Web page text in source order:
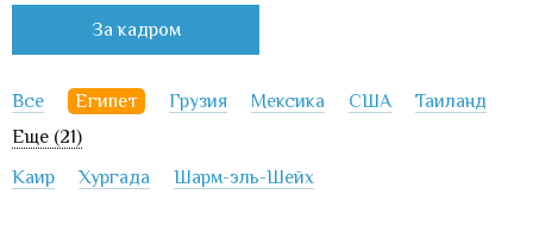
За кадром
Все Египет Грузия Мексика США
Таиланд
Еще (21)
Каир
Хургада Шарм-эль-Шейх